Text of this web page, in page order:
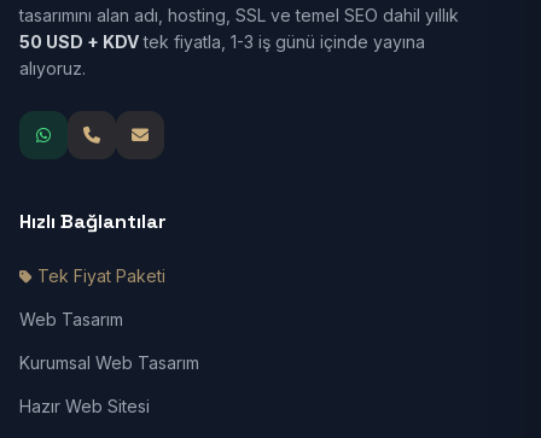
tasarımını alan adı, hosting, SSL ve temel SEO dahil yıllık
50 USD + KDVtek fiyatla, 1-3 iş günü içinde yayına
alıyoruz.
Hızlı Bağlantılar
Tek Fiyat Paketi
Web Tasarım
Kurumsal Web Tasarım
Hazır Web Sitesi